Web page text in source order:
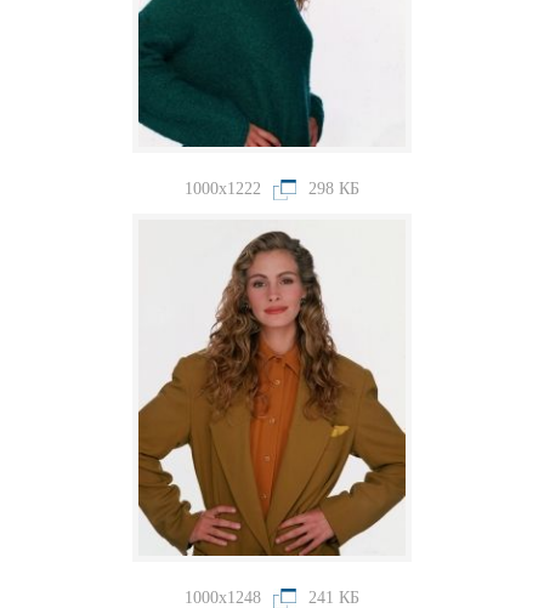
1000x1222 298 КБ
1000x1248 241 КБ